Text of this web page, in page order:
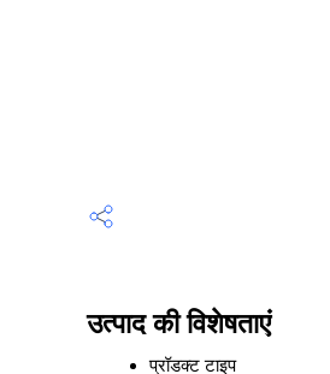
उत्पाद की विशेषताएं
प्रॉडक्ट टाइप